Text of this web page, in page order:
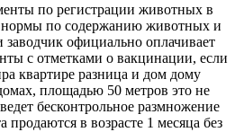
по регистрации животных в
нормы по содержанию животных и
официально оплачивает
с отметками о вакцинации, если
квартире разница и дом дому
площадью 50 метров это не
бесконтрольное размножение
в возрасте 1 месяца без